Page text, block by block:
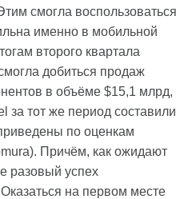
смогла воспользоваться
именно в мобильной
второго квартала
добиться продаж
в объёме $15,1 млрд,
за тот же период составили
по оценкам
Причём, как ожидают
разовый успех
на первом месте